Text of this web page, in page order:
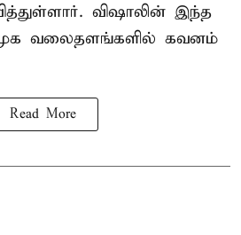
விஷாலின் இந்த
வலைதளங்களில் கவனம்
Read More